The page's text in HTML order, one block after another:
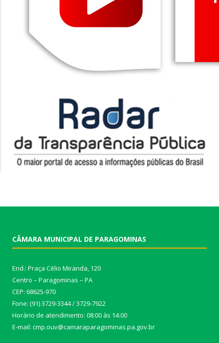
CÂMARA MUNICIPAL DE PARAGOMINAS
End.: Praça Célio Miranda, 120
Centro – Paragominas – PA
CEP: 68625-970
Fone: (91) 3729-3344 / 3729-7922
Horário de atendimento: 08:00 às 14:00
E-mail: cmp.ouv@camaraparagominas.pa.gov.br